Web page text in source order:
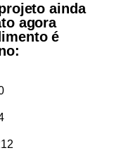
ainda
agora
é